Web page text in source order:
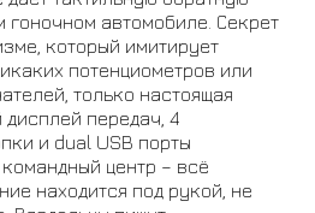
гоночном автомобиле. Секрет
который имитирует
потенциометров или
только настоящая
передач, 4
и dual USB порты
центр – всё
находится под рукой, не